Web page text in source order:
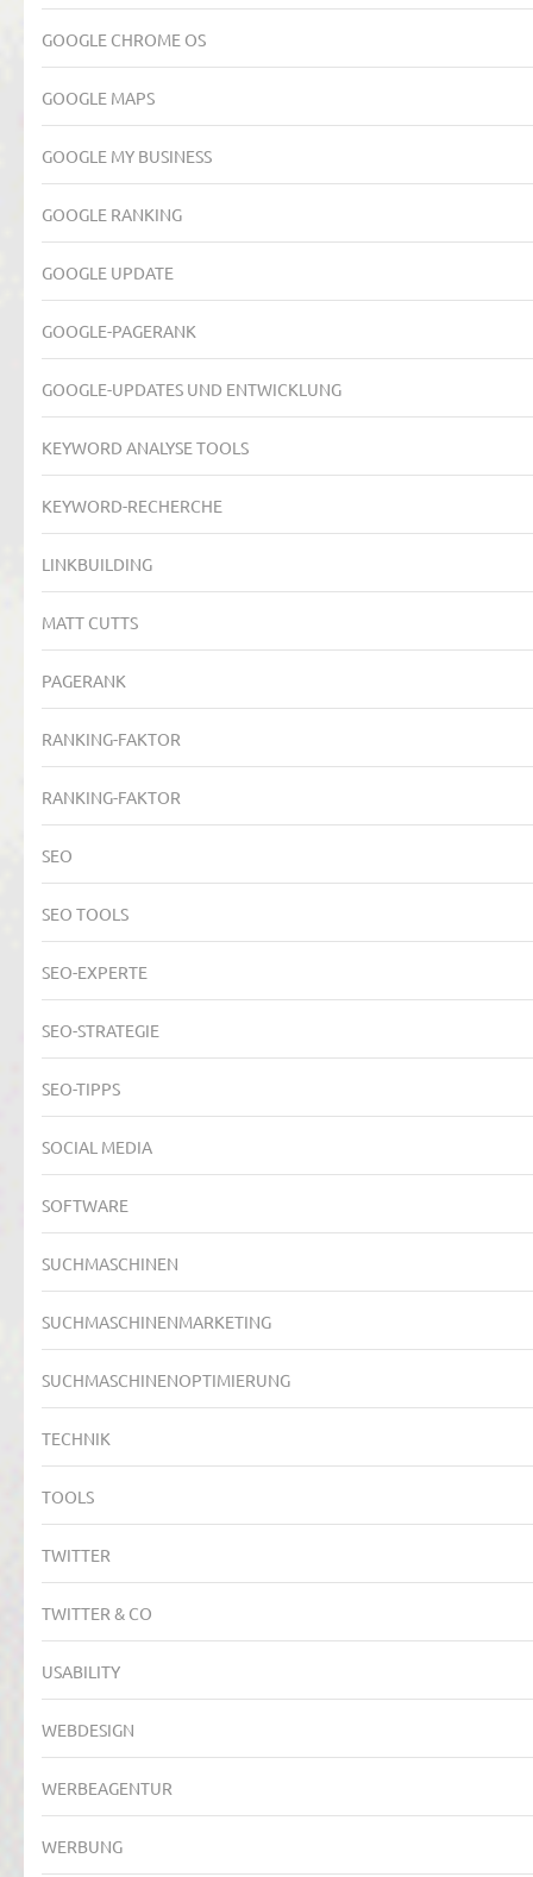
GOOGLE CHROME OS
GOOGLE MAPS
GOOGLE MY BUSINESS
GOOGLE RANKING
GOOGLE UPDATE
GOOGLE-PAGERANK
GOOGLE-UPDATES UND ENTWICKLUNG
KEYWORD ANALYSE TOOLS
KEYWORD-RECHERCHE
LINKBUILDING
MATT CUTTS
PAGERANK
RANKING-FAKTOR
RANKING-FAKTOR
SEO
SEO TOOLS
SEO-EXPERTE
SEO-STRATEGIE
SEO-TIPPS
SOCIAL MEDIA
SOFTWARE
SUCHMASCHINEN
SUCHMASCHINENMARKETING
SUCHMASCHINENOPTIMIERUNG
TECHNIK
TOOLS
TWITTER
TWITTER & CO
USABILITY
WEBDESIGN
WERBEAGENTUR
WERBUNG